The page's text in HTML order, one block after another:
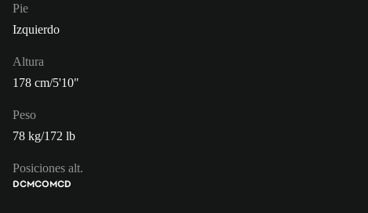
Pie
Izquierdo
Altura
178 cm/5'10"
Peso
78 kg/172 lb
Posiciones alt.
DCMCOMCD